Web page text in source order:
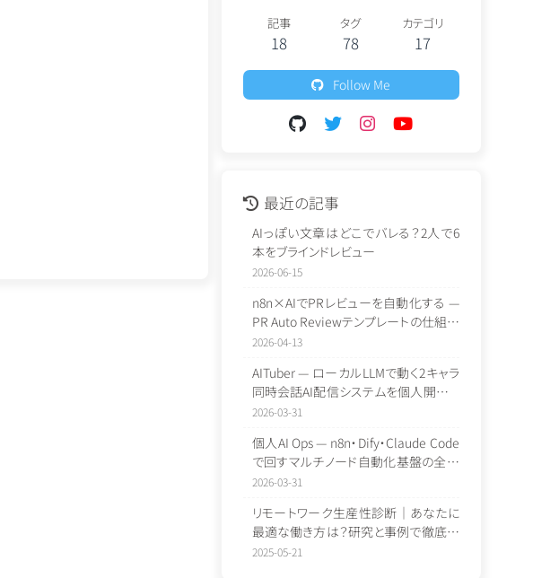
記事
18
タグ
78
カテゴリ
17
Follow Me
最近の記事
AIっぽい文章はどこでバレる？2人で6
本をブラインドレビュー
2026-06-15
n8n×AIでPRレビューを自動化する —
PR Auto Reviewテンプレートの仕組み
と導入方法
2026-04-13
AITuber — ローカルLLMで動く2キャラ
同時会話AI配信システムを個人開発し
た話
2026-03-31
個人AI Ops — n8n・Dify・Claude Code
で回すマルチノード自動化基盤の全体
像
2026-03-31
リモートワーク生産性診断｜あなたに
最適な働き方は？研究と事例で徹底解
説
2025-05-21